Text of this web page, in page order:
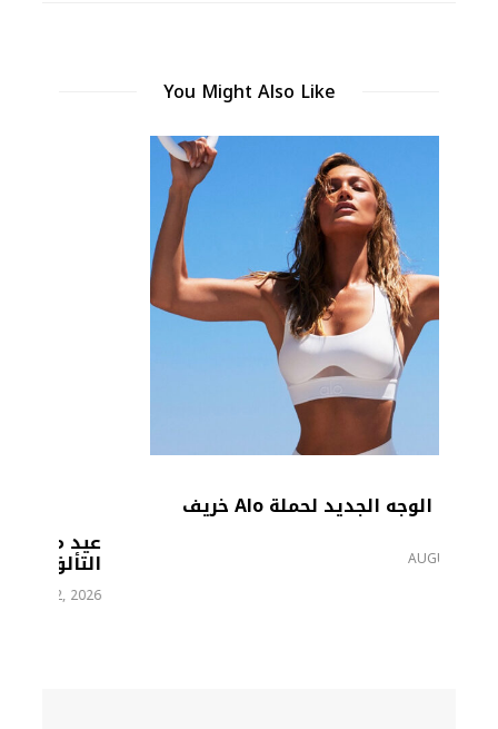
You Might Also Like
التألق